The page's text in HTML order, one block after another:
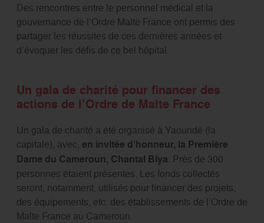
Des rencontres entre le personnel médical et la
gouvernance de l’Ordre Malte France ont permis des
partager les réussites de ces dernières années et
d’évoquer les défis de ce bel hôpital.
Un gala de charité pour financer des
actions de l’Ordre de Malte France
Un gala de charité a été organisé à Yaoundé (la
capitale), avec, en invitée d’honneur, la Première
Dame du Cameroun, Chantal Biya. Près de 300
personnes étaient présentes. Les fonds collectés
seront, notamment, utilisés pour financer des projets,
des équipements, etc. des établissements de l’Ordre de
Malte France au Cameroun.